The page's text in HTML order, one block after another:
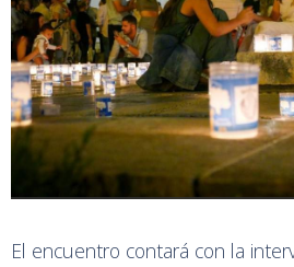
El encuentro contará con la